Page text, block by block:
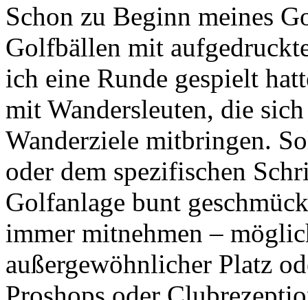
Schon zu Beginn meines
Golfbällen mit
ich eine Runde gespielt
mit Wandersleuten, die
Wanderziele mitbringen.
oder dem spezifischen
Golfanlage bunt
immer mitnehmen –
außergewöhnlicher Platz